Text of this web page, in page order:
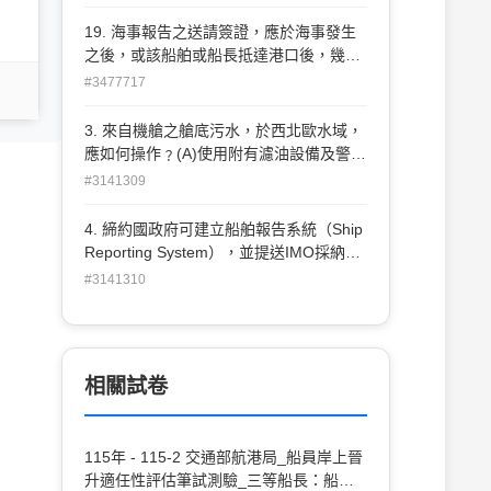
19. 海事報告之送請簽證，應於海事發生
之後，或該船舶或船長抵達港口後，幾日
內為之 。 (A)7 (B)6 (C)5 (D)4
#3477717
3. 來自機艙之艙底污水，於西北歐水域，
應如何操作﹖(A)使用附有濾油設備及警報
自動停止設備之運作下排放 (B)離岸50海
海里，含油量不超過15PPM排放 (D)禁止
排放
#3141309
4. 締約國政府可建立船舶報告系統（Ship
Reporting System），並提送IMO採納後
依規定實施，此是何項國際公約中之規
當值標準國際公約 (B)一九七四年海上人
命安全國際公約 (C)一九七三年防止船舶
準公約
#3141310
相關試卷
115年 - 115-2 交通部航港局_船員岸上晉
升適任性評估筆試測驗_三等船長：船長